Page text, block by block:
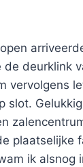
de deurklink
vervolgens
slot.
plaatselijke
ik alsnog